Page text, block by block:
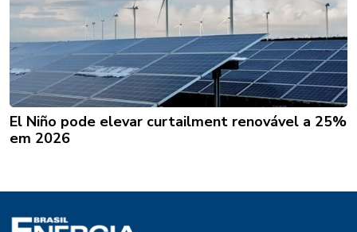
El Niño pode elevar curtailment renovável a 25%
em 2026